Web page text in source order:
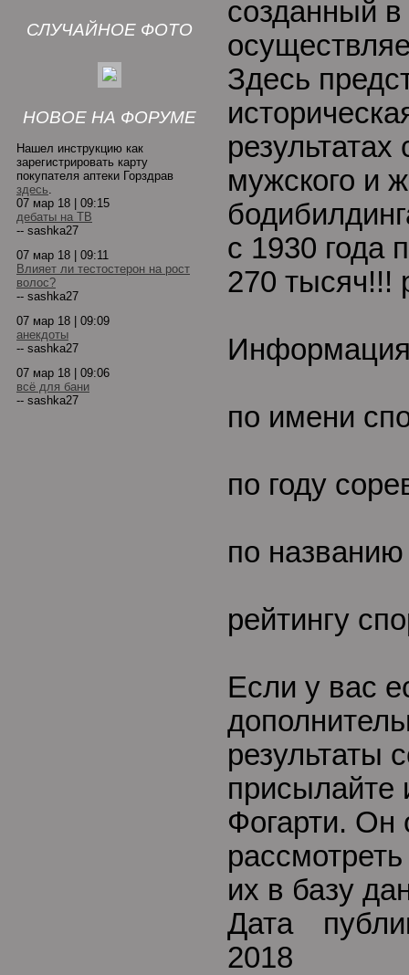
СЛУЧАЙНОЕ ФОТО
НОВОЕ НА ФОРУМЕ
Нашел инструкцию как
зарегистрировать карту
покупателя аптеки Горздрав
здесь.
07 мар 18 | 09:15
дебаты на ТВ
-- sashka27
07 мар 18 | 09:11
Влияет ли тестостерон на рост
волос?
-- sashka27
07 мар 18 | 09:09
анекдоты
-- sashka27
07 мар 18 | 09:06
всё для бани
-- sashka27
созданный
Здесь
мужского и
с 1930 года
270 тысяч!!!
Информация
по имени
по году
по
рейтингу
Если у вас
результаты
Фогарти. Он
их в базу
Дата
2018